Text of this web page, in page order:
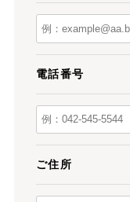
電話番号
ご住所